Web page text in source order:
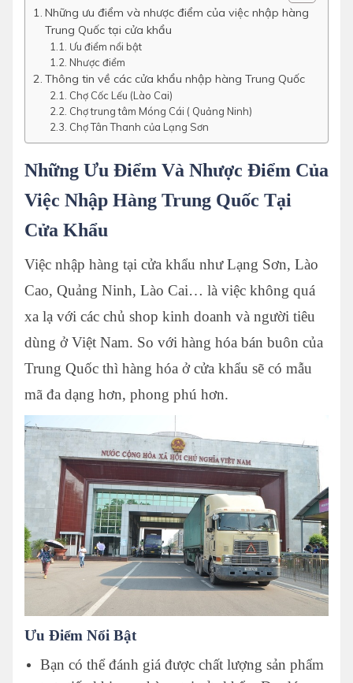
Những ưu điểm và nhược điểm của việc nhập hàng
Trung Quốc tại cửa khẩu
Ưu điểm nổi bật
Nhược điểm
Thông tin về các cửa khẩu nhập hàng Trung Quốc
Chợ Cốc Lếu (Lào Cai)
Chợ trung tâm Móng Cái ( Quảng Ninh)
Chợ Tân Thanh của Lạng Sơn
Những Ưu Điểm Và Nhược Điểm Của
Việc Nhập Hàng Trung Quốc Tại
Cửa Khẩu
Việc nhập hàng tại cửa khẩu như Lạng Sơn, Lào
Cao, Quảng Ninh, Lào Cai… là việc không quá
xa lạ với các chủ shop kinh doanh và người tiêu
dùng ở Việt Nam. So với hàng hóa bán buôn của
Trung Quốc thì hàng hóa ở cửa khẩu sẽ có mẫu
mã đa dạng hơn, phong phú hơn.
Ưu Điểm Nổi Bật
Bạn có thể đánh giá được chất lượng sản phẩm